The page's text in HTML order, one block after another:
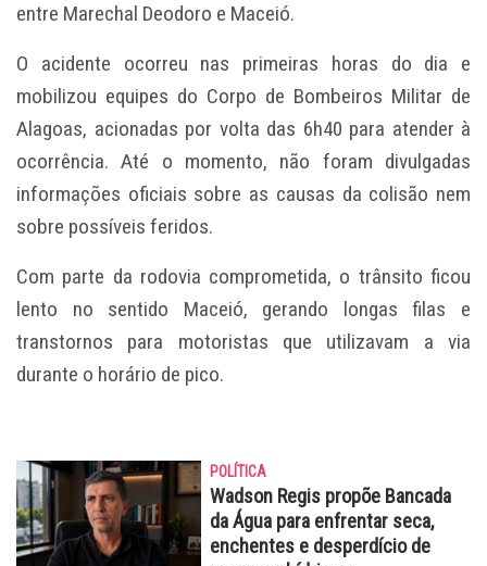
entre Marechal Deodoro e Maceió.
O acidente ocorreu nas primeiras horas do dia e
mobilizou equipes do Corpo de Bombeiros Militar de
Alagoas, acionadas por volta das 6h40 para atender à
ocorrência. Até o momento, não foram divulgadas
informações oficiais sobre as causas da colisão nem
sobre possíveis feridos.
Com parte da rodovia comprometida, o trânsito ficou
lento no sentido Maceió, gerando longas filas e
transtornos para motoristas que utilizavam a via
durante o horário de pico.
POLÍTICA
Wadson Regis propõe Bancada
da Água para enfrentar seca,
enchentes e desperdício de